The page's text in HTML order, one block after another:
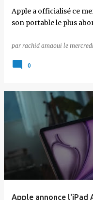
Apple a officialisé ce
son portable le plus
par rachid amaoui le
0
Apple annonce l'iPad